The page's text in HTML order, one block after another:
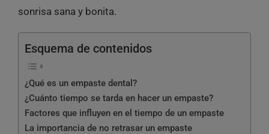
sonrisa sana y bonita.
Esquema de contenidos
¿Qué es un empaste dental?
¿Cuánto tiempo se tarda en hacer un empaste?
Factores que influyen en el tiempo de un empaste
La importancia de no retrasar un empaste